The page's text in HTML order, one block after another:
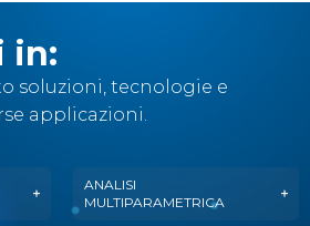
in:
soluzioni, tecnologie e
applicazioni.
ANALISI
MULTIPARAMETRICA